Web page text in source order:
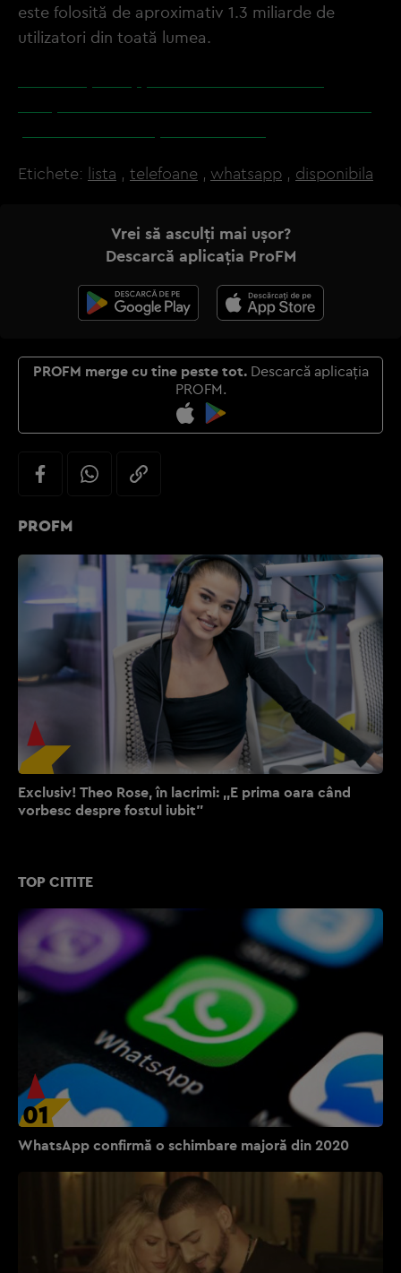
este folosită de aproximativ 1.3 miliarde de
utilizatori din toată lumea.
Etichete: lista , telefoane , whatsapp , disponibila
Vrei să asculți mai ușor?
Descarcă aplicația ProFM
PROFM merge cu tine peste tot.Descarcă aplicația
PROFM.
TOP CITITE
01
WhatsApp confirmă o schimbare majoră din 2020
PROFM
Exclusiv! Theo Rose, în lacrimi: ,,E prima oara când
vorbesc despre fostul iubit”